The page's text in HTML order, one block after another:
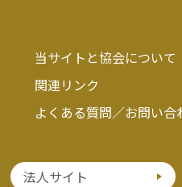
当サイトと協会について
関連リンク
よくある質問／お問い合
法人サイト